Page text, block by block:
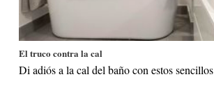
El truco contra la cal
Di adiós a la cal del baño con estos